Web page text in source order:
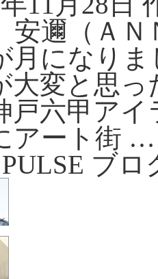
安邇（Ａ
月になり
大変と思
戸六甲ア
アート街
PULSE ブロ